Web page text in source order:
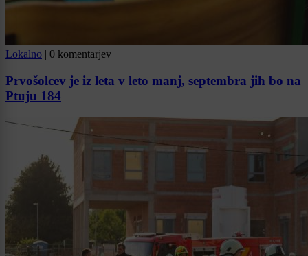
Lokalno | 0 komentarjev
Prvošolcev je iz leta v leto manj, septembra jih bo na
Ptuju 184